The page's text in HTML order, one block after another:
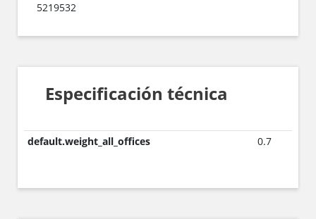
5219532
Especificación técnica
default.weight_all_offices 0.7